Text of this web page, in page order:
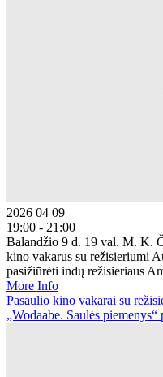
2026 04 09
19:00 - 21:00
Balandžio 9 d. 19 val. M. K.
kino vakarus su režisieriumi
pasižiūrėti indų režisieriaus
More Info
Pasaulio kino vakarai su
„Wodaabe. Saulės piemenys“